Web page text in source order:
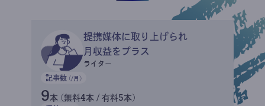
提携媒体に取り上げられ
月収益をプラス
ライター
記事数 (/月)
9本 (無料4本 / 有料5本)